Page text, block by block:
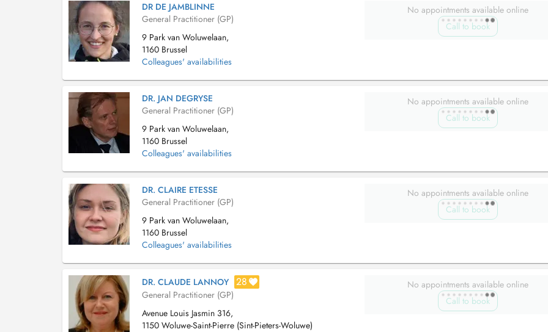
DR DE JAMBLINNE
General Practitioner (GP)
9 Park van Woluwelaan,
1160 Brussel
Colleagues' availabilities
No appointments available online
Call to book
DR. JAN DEGRYSE
General Practitioner (GP)
9 Park van Woluwelaan,
1160 Brussel
Colleagues' availabilities
No appointments available online
Call to book
DR. CLAIRE ETESSE
General Practitioner (GP)
9 Park van Woluwelaan,
1160 Brussel
Colleagues' availabilities
No appointments available online
Call to book
DR. CLAUDE LANNOY 28
General Practitioner (GP)
Avenue Louis Jasmin 316,
1150 Woluwe-Saint-Pierre (Sint-Pieters-Woluwe)
No appointments available online
Call to book